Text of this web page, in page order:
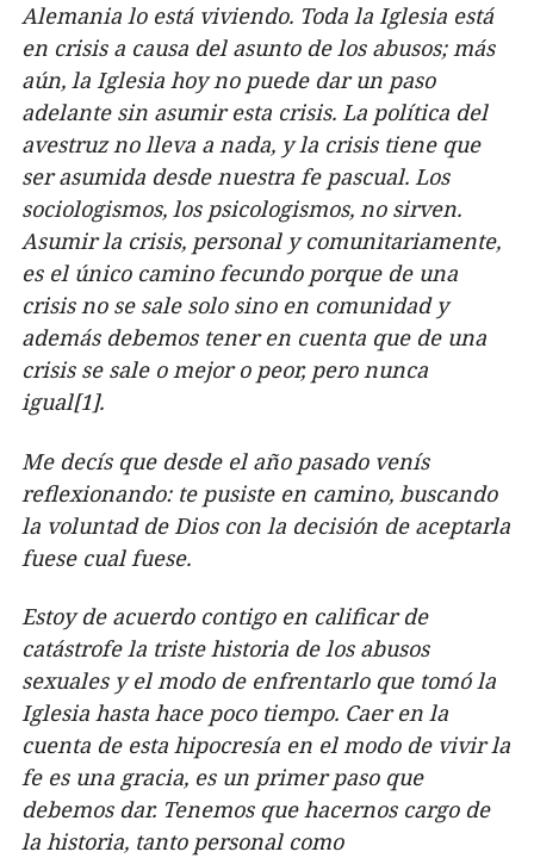
Alemania lo está viviendo. Toda la Iglesia está
en crisis a causa del asunto de los abusos; más
aún, la Iglesia hoy no puede dar un paso
adelante sin asumir esta crisis. La política del
avestruz no lleva a nada, y la crisis tiene que
ser asumida desde nuestra fe pascual. Los
sociologismos, los psicologismos, no sirven.
Asumir la crisis, personal y comunitariamente,
es el único camino fecundo porque de una
crisis no se sale solo sino en comunidad y
además debemos tener en cuenta que de una
crisis se sale o mejor o peor, pero nunca
igual[1].
Me decís que desde el año pasado venís
reflexionando: te pusiste en camino, buscando
la voluntad de Dios con la decisión de aceptarla
fuese cual fuese.
Estoy de acuerdo contigo en calificar de
catástrofe la triste historia de los abusos
sexuales y el modo de enfrentarlo que tomó la
Iglesia hasta hace poco tiempo. Caer en la
cuenta de esta hipocresía en el modo de vivir la
fe es una gracia, es un primer paso que
debemos dar. Tenemos que hacernos cargo de
la historia, tanto personal como